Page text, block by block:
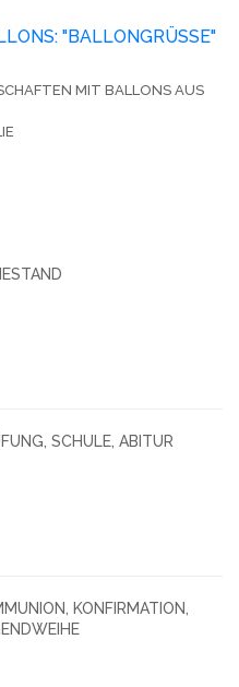
"BALLONGRÜSSE"
MIT BALLONS AUS F
SCHULE, ABITUR
KONFIRMATION,